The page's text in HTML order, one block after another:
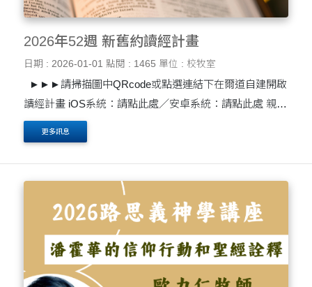
2026年52週 新舊約讀經計畫
日期 : 2026-01-01 點閱 : 1465 單位 : 校牧室
讀經計畫 iOS系統：請點此處／安卓系統：請點此處 親愛
的弟兄姊妹，平安： 2026年，我們將一同展開全新一年
的讀經計畫。從每週一到週日....
更多訊息